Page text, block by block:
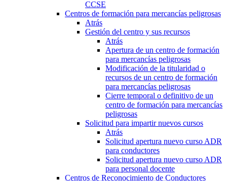
CCSE
Centros de formación para mercancías peligrosas
Atrás
Gestión del centro y sus recursos
Atrás
Apertura de un centro de formación
para mercancías peligrosas
Modificación de la titularidad o
recursos de un centro de formación
para mercancías peligrosas
Cierre temporal o definitivo de un
centro de formación para mercancías
peligrosas
Solicitud para impartir nuevos cursos
Atrás
Solicitud apertura nuevo curso ADR
para conductores
Solicitud apertura nuevo curso ADR
para personal docente
Centros de Reconocimiento de Conductores